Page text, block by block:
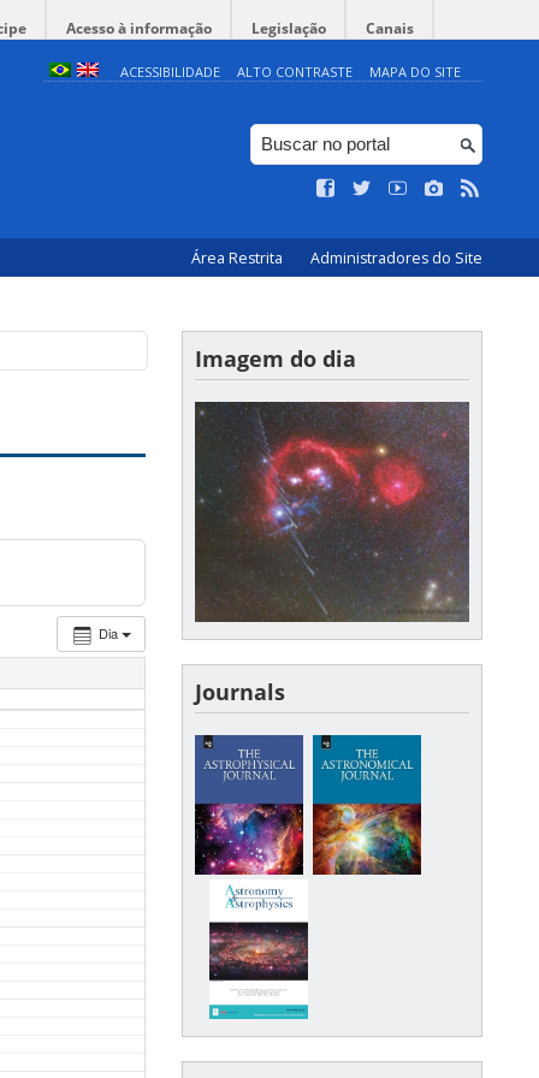
Acesso à informação Legislação Canais
ACESSIBILIDADE ALTO CONTRASTE MAPA DO SITE
Área Restrita Administradores do Site
Dia
Imagem do dia
Journals